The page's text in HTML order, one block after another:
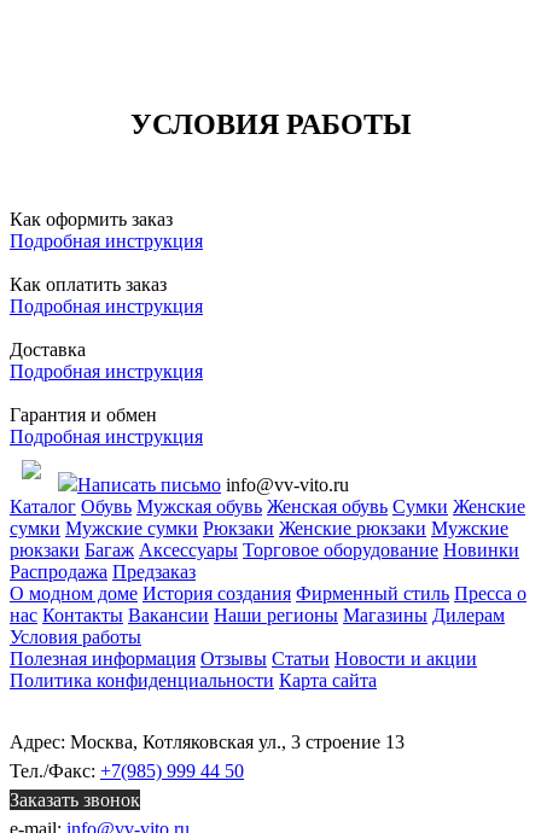
УСЛОВИЯ РАБОТЫ
Как оформить заказ
Подробная инструкция
Как оплатить заказ
Подробная инструкция
Доставка
Подробная инструкция
Гарантия и обмен
Подробная инструкция
Написать письмо info@vv-vito.ru
Каталог Обувь Мужская обувь Женская обувь Сумки Женские
сумки Мужские сумки Рюкзаки Женские рюкзаки Мужские
рюкзаки Багаж Аксессуары Торговое оборудование Новинки
Распродажа Предзаказ
О модном доме История создания Фирменный стиль Пресса о
нас Контакты Вакансии Наши регионы Магазины Дилерам
Условия работы
Полезная информация Отзывы Статьи Новости и акции
Политика конфиденциальности Карта сайта
Адрес: Москва, Котляковская ул., 3 строение 13
Тел./Факс: +7(985) 999 44 50
Заказать звонок
e-mail: info@vv-vito.ru